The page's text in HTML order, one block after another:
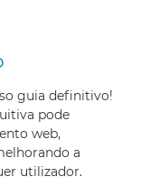
guia definitivo!
pode
web,
a
utilizador.